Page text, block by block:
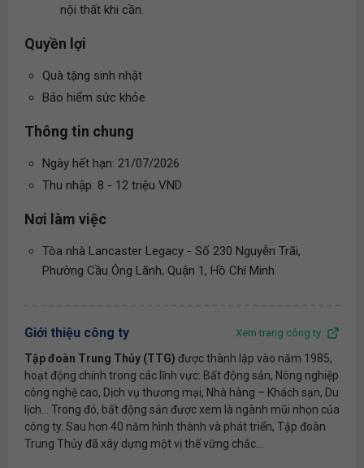
nội thất khi cần.
Quyền lợi
Quà tặng sinh nhật
Bảo hiểm sức khỏe
Thông tin chung
Ngày hết hạn: 21/07/2026
Thu nhập: 8 - 12 triệu VND
Nơi làm việc
Tòa nhà Lancaster Legacy - Số 230 Nguyễn Trãi,
Phường Cầu Ông Lãnh, Quận 1, Hồ Chí Minh
Giới thiệu công ty Xem trang công ty
Tập đoàn Trung Thủy (TTG) được thành lập vào năm 1985,
hoạt động chính trong các lĩnh vực: Bất động sản, Nông nghiệp
công nghệ cao, Dịch vụ thương mại, Nhà hàng – Khách sạn, Du
lịch... Trong đó, bất động sản được xem là ngành mũi nhọn của
công ty. Sau hơn 40 năm hình thành và phát triển, Tập đoàn
Trung Thủy đã xây dựng một vị thế vững chắc...